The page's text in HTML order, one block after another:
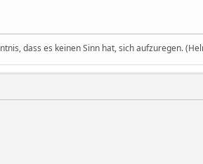
dass es keinen Sinn hat, sich aufzuregen.